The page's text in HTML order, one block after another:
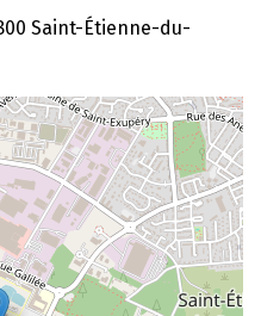
Saint-Étienne-du-